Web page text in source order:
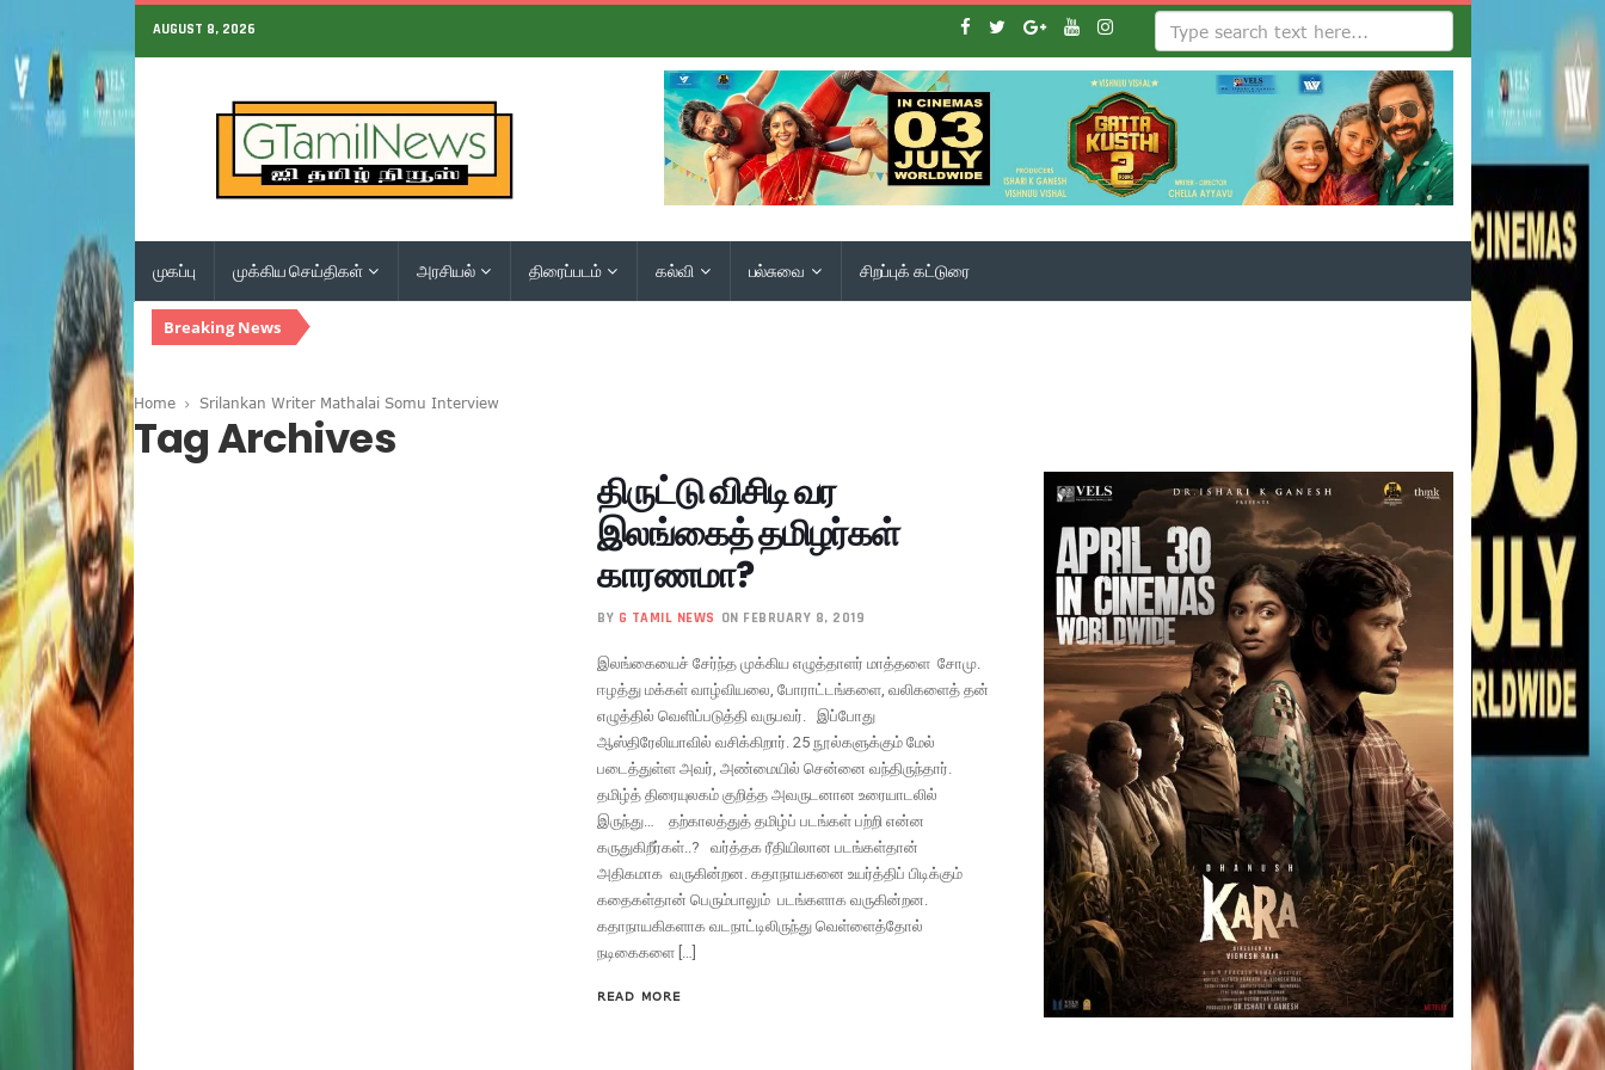
AUGUST 8, 2026
முகப்பு முக்கிய செய்திகள் அரசியல் திரைப்படம் கல்வி பல்சுவை சிறப்புக் கட்டுரை
Breaking News
Home Srilankan Writer Mathalai Somu Interview
Tag Archives
திருட்டு விசிடி வர
இலங்கைத் தமிழர்கள்
காரணமா?
BY G TAMIL NEWS ON FEBRUARY 8, 2019
இலங்கையைச் சேர்ந்த முக்கிய எழுத்தாளர் மாத்தளை சோமு.
ஈழத்து மக்கள் வாழ்வியலை, போராட்டங்களை, வலிகளைத் தன்
எழுத்தில் வெளிப்படுத்தி வருபவர். இப்போது
ஆஸ்திரேலியாவில் வசிக்கிறார். 25 நூல்களுக்கும் மேல்
படைத்துள்ள அவர், அண்மையில் சென்னை வந்திருந்தார்.
தமிழ்த் திரையுலகம் குறித்த அவருடனான உரையாடலில்
இருந்து… தற்காலத்துத் தமிழ்ப் படங்கள் பற்றி என்ன
கருதுகிறீர்கள்..? வர்த்தக ரீதியிலான படங்கள்தான்
அதிகமாக வருகின்றன. கதாநாயகனை உயர்த்திப் பிடிக்கும்
கதைகள்தான் பெரும்பாலும் படங்களாக வருகின்றன.
கதாநாயகிகளாக வடநாட்டிலிருந்து வெள்ளைத்தோல்
நடிகைகளை […]
READ MORE